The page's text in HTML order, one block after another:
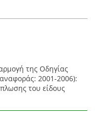
της Οδηγίας
2001-2006):
του είδους